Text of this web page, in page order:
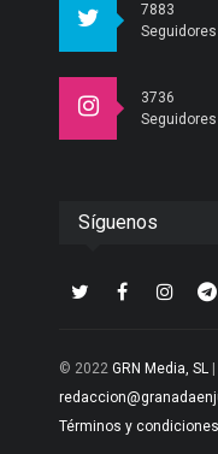
7883
Seguidores
3736
Seguidores
Síguenos
© 2022 GRN Media, SL
Términos y condiciones